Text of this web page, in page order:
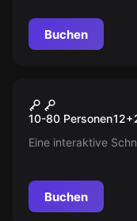
Buchen
Neu
City
10-80 Personen12+
Eine interaktive
Buchen